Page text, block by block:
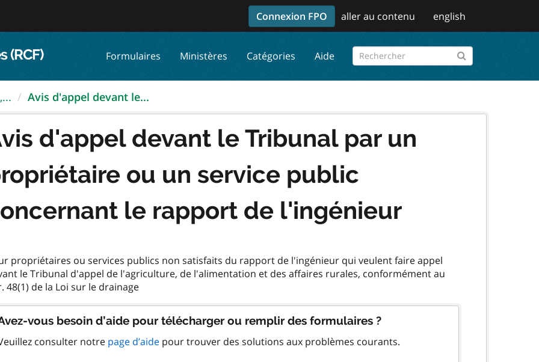
Connexion FPO aller au contenu english
(RCF) Formulaires Ministères Catégories Aide
Avis d'appel devant le...
d'appel devant le Tribunal par un
ou un service public
le rapport de l'ingénieur
propriétaires ou services publics non satisfaits du rapport de l'ingénieur qui veulent faire appel
le Tribunal d'appel de l'agriculture, de l'alimentation et des affaires rurales, conformément au
vous besoin d’aide pour télécharger ou remplir des formulaires ?
consulter notre page d’aide pour trouver des solutions aux problèmes courants.